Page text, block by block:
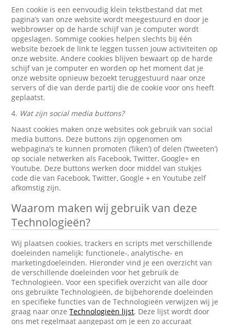
Een cookie is een eenvoudig klein tekstbestand dat met
pagina’s van onze website wordt meegestuurd en door je
webbrowser op de harde schijf van je computer wordt
opgeslagen. Sommige cookies helpen slechts bij één
website bezoek de link te leggen tussen jouw activiteiten op
onze website. Andere cookies blijven bewaart op de harde
schijf van je computer en worden op het moment dat je
onze website opnieuw bezoekt teruggestuurd naar onze
servers of die van derde partij die de cookie voor ons heeft
geplaatst.
4. Wat zijn social media buttons?
Naast cookies maken onze websites ook gebruik van social
media buttons. Deze buttons zijn opgenomen om
webpagina’s te kunnen promoten (‘liken’) of delen (‘tweeten’)
op sociale netwerken als Facebook, Twitter, Google+ en
Youtube. Deze buttons werken door middel van stukjes
code die van Facebook, Twitter, Google + en Youtube zelf
afkomstig zijn.
Waarom maken wij gebruik van deze
Technologieën?
Wij plaatsen cookies, trackers en scripts met verschillende
doeleinden namelijk: functionele-, analytische- en
marketingdoeleinden. Hieronder vind je een overzicht van
de verschillende doeleinden voor het gebruik de
Technologieën. Voor een specifiek overzicht van alle door
ons gebruikte Technologieën, de bijbehorende doeleinden
en specifieke functies van de Technologieën verwijzen wij je
graag naar onzeTechnologieën lijst. Deze lijst wordt door
ons met regelmaat aangepast om je een zo accuraat